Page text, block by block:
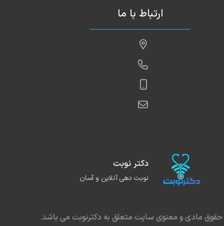
ارتباط با ما
دکتر نوبت
نوبت دهی آنلاین و آسان
مادی و معنوی سایت متعلق به دکترنوبت می باشد.